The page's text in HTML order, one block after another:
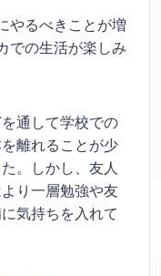
やるべきことが増
での生活が楽しみ
通して学校での
離れることが少
。しかし、友人
り一層勉強や友
気持ちを入れて